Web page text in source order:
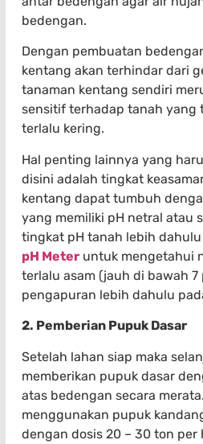
bedengan.
Dengan pembuatan
kentang akan terhindar dari
tanaman kentang sendiri
sensitif terhadap tanah yang
terlalu kering.
Hal penting lainnya yang
disini adalah tingkat
kentang dapat tumbuh
yang memiliki pH netral atau
tingkat pH tanah lebih
pH Meter untuk mengetahui
terlalu asam (jauh di bawah 7
pengapuran lebih dahulu
2. Pemberian Pupuk Dasar
Setelah lahan siap maka
memberikan pupuk dasar
atas bedengan secara
menggunakan pupuk
dengan dosis 20 – 30 ton per